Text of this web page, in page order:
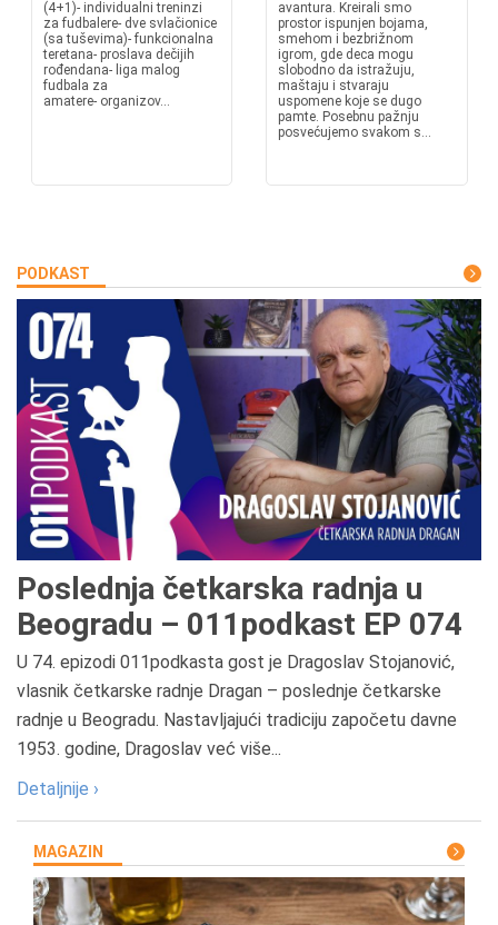
(4+1)- individualni treninzi
za fudbalere- dve svlačionice
(sa tuševima)- funkcionalna
teretana- proslava dečijih
rođendana- liga malog
fudbala za
amatere- organizov...
avantura. Kreirali smo
prostor ispunjen bojama,
smehom i bezbrižnom
igrom, gde deca mogu
slobodno da istražuju,
maštaju i stvaraju
uspomene koje se dugo
pamte. Posebnu pažnju
posvećujemo svakom s...
PODKAST
Poslednja četkarska radnja u
Beogradu – 011podkast EP 074
U 74. epizodi 011podkasta gost je Dragoslav Stojanović,
vlasnik četkarske radnje Dragan – poslednje četkarske
radnje u Beogradu. Nastavljajući tradiciju započetu davne
1953. godine, Dragoslav već više...
Detaljnije ›
MAGAZIN